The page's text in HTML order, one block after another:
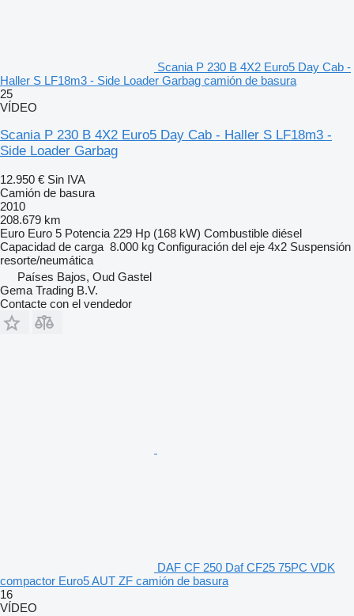
Scania P 230 B 4X2 Euro5 Day Cab -
Haller S LF18m3 - Side Loader Garbag camión de basura
25
VÍDEO
Scania P 230 B 4X2 Euro5 Day Cab - Haller S LF18m3 -
Side Loader Garbag
12.950 € Sin IVA
Camión de basura
2010
208.679 km
Euro Euro 5 Potencia 229 Hp (168 kW) Combustible diésel
Capacidad de carga 8.000 kg Configuración del eje 4x2 Suspensión
resorte/neumática
Países Bajos, Oud Gastel
Gema Trading B.V.
Contacte con el vendedor
DAF CF 250 Daf CF25 75PC VDK
compactor Euro5 AUT ZF camión de basura
16
VÍDEO